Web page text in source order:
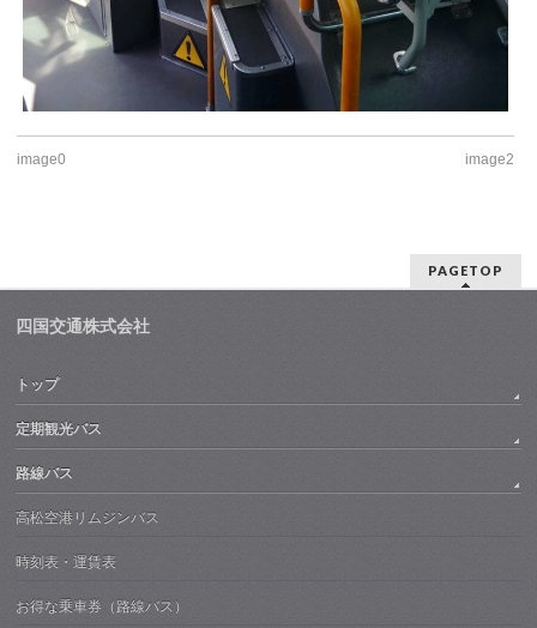
image0 image2
PAGETOP
四国交通株式会社
トップ
定期観光バス
路線バス
高松空港リムジンバス
時刻表・運賃表
お得な乗車券（路線バス）